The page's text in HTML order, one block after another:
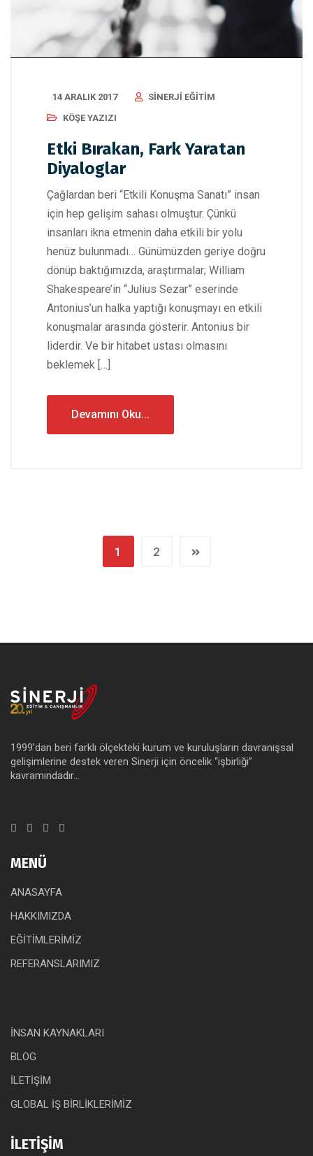
14 ARALIK 2017
SINERJI EĞITIM
KÖŞE YAZIZI
Etki Bırakan, Fark Yaratan
Diyaloglar
Çağlardan beri “Etkili Konuşma Sanatı” insan
için hep gelişim sahası olmuştur. Çünkü
insanları ikna etmenin daha etkili bir yolu
henüz bulunmadı… Günümüzden geriye doğru
dönüp baktığımızda, araştırmalar; William
Shakespeare’in “Julius Sezar” eserinde
Antonius’un halka yaptığı konuşmayı en etkili
konuşmalar arasında gösterir. Antonius bir
liderdir. Ve bir hitabet ustası olmasını
beklemek […]
Devamını Oku...
1 2
1999’dan beri farklı ölçekteki kurum ve kuruluşların davranışsal
gelişimlerine destek veren Sinerji için öncelik “işbirliği”
kavramındadır…
MENÜ
ANASAYFA
HAKKIMIZDA
EĞİTİMLERİMİZ
REFERANSLARIMIZ
İNSAN KAYNAKLARI
BLOG
İLETİŞİM
GLOBAL İŞ BİRLİKLERİMİZ
İLETİŞİM